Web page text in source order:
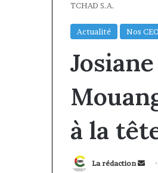
TCHAD S.A.
Actualité Nos CEO
à la
La rédaction